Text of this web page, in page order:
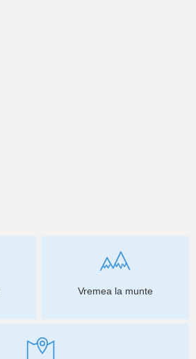
Vremea la munte